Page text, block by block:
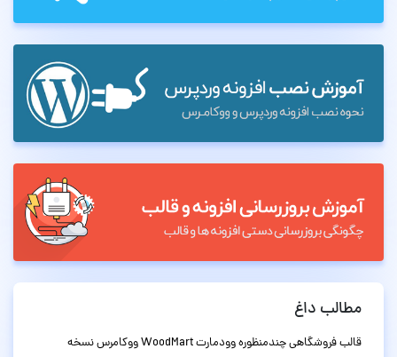
مطالب داغ
قالب فروشگاهی چندمنظوره وودمارت WoodMart ووکامرس نسخه